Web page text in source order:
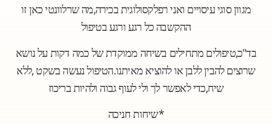
מגוון סוגי עיסויים ואני רפלקסולוגית בכירה,מה שרלוונטי כאן זו
ההקשבה כל רגע ורגע בטיפול
בד"כ,טיפולים מתחילים בשיחה ממוקדת של כמה דקות על נושא
שרוצים להבין ללבן או להוציא מאיתנו.הטיפול נעשה בשקט ,ללא
שיח,כדי לאפשר לך ולי לעוף גבוה ולהיות בריכוז
*שיחות חניכה